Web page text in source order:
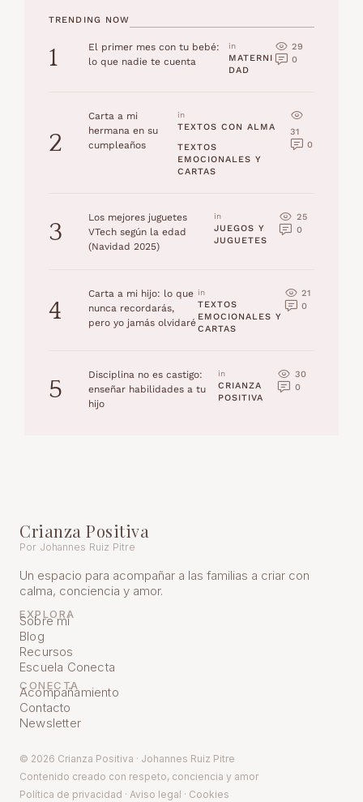
TRENDING NOW
1
El primer mes con tu bebé:
lo que nadie te cuenta
in
MATERNI
DAD
29
0
2
Carta a mi
hermana en su
cumpleaños
in
TEXTOS CON ALMA
TEXTOS
EMOCIONALES Y
CARTAS
31
0
3
Los mejores juguetes
VTech según la edad
(Navidad 2025)
in
JUEGOS Y
JUGUETES
25
0
4
Carta a mi hijo: lo que
nunca recordarás,
pero yo jamás olvidaré
in
TEXTOS
EMOCIONALES Y
CARTAS
21
0
5
Disciplina no es castigo:
enseñar habilidades a tu
hijo
in
CRIANZA
POSITIVA
30
0
Crianza Positiva
Por Johannes Ruiz Pitre
Un espacio para acompañar a las familias a criar con
calma, conciencia y amor.
EXPLORA
Sobre mí
Blog
Recursos
Escuela Conecta
CONECTA
Acompañamiento
Contacto
Newsletter
© 2026 Crianza Positiva · Johannes Ruiz Pitre
Contenido creado con respeto, conciencia y amor
Política de privacidad · Aviso legal · Cookies